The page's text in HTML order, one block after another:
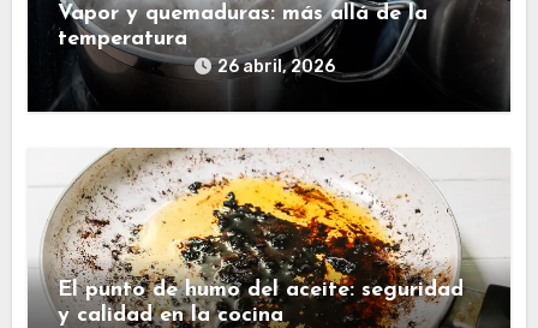
Vapor y quemaduras: más allá de la
temperatura
26 abril, 2026
El punto de humo del aceite: seguridad
y calidad en la cocina